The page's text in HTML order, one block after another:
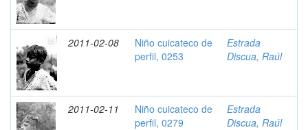
2011-02-08
Niño cuicateco de
perfil, 0253
Estrada
Discua, Raúl
2011-02-11
Niño cuicateco de
perfil, 0279
Estrada
Discua, Raúl